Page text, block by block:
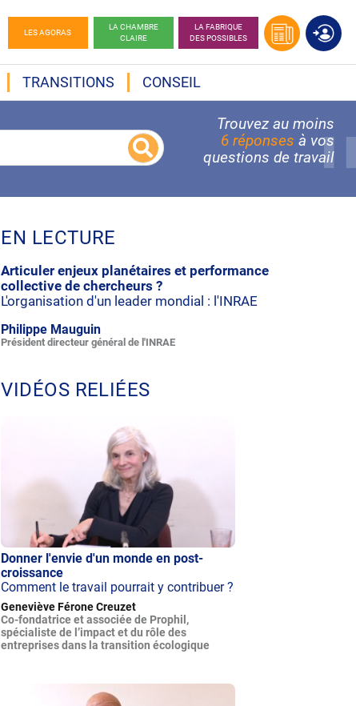
LES AGORAS
LA CHAMBRE
CLAIRE
LA FABRIQUE
DES POSSIBLES
TRANSITIONS CONSEIL
Trouvez au moins
6 réponses à vos
questions de travail
EN LECTURE
Articuler enjeux planétaires et performance
collective de chercheurs ?
L'organisation d'un leader mondial : l'INRAE
Philippe Mauguin
Président directeur général de l'INRAE
VIDÉOS RELIÉES
Donner l'envie d'un monde en post-
croissance
Comment le travail pourrait y contribuer ?
Geneviève Férone Creuzet
Co-fondatrice et associée de Prophil,
spécialiste de l’impact et du rôle des
entreprises dans la transition écologique